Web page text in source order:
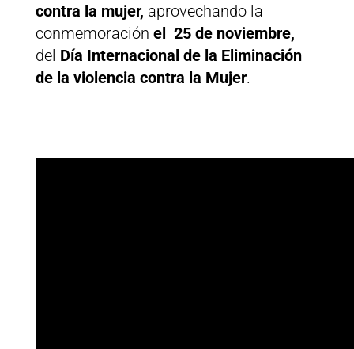
contra la mujer, aprovechando la
conmemoración el 25 de noviembre,
del Día Internacional de la Eliminación
de la violencia contra la Mujer.